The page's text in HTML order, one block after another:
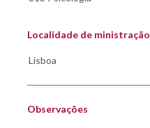
Localidade de ministração
Observações